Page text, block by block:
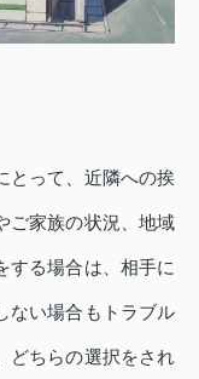
とって、近隣への挨
ご家族の状況、地域
する場合は、相手に
ない場合もトラブル
どちらの選択をされ